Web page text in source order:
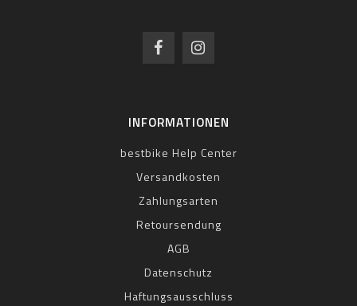
INFORMATIONEN
bestbike Help Center
Versandkosten
Zahlungsarten
Retoursendung
AGB
Datenschutz
Haftungsausschluss